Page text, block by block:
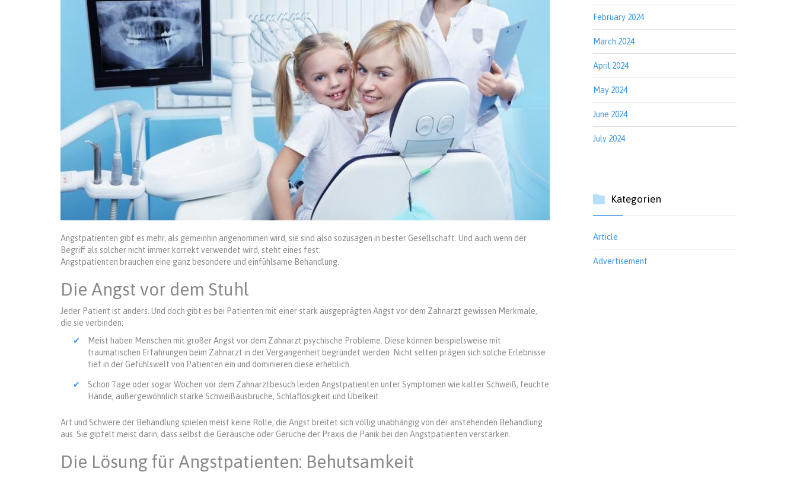
Angstpatienten gibt es mehr, als gemeinhin angenommen wird, sie sind also sozusagen in bester Gesellschaft. Und auch wenn der
Begriff als solcher nicht immer korrekt verwendet wird, steht eines fest:
Angstpatienten brauchen eine ganz besondere und einfühlsame Behandlung.
Die Angst vor dem Stuhl
Jeder Patient ist anders. Und doch gibt es bei Patienten mit einer stark ausgeprägten Angst vor dem Zahnarzt gewissen Merkmale,
die sie verbinden:
Meist haben Menschen mit großer Angst vor dem Zahnarzt psychische Probleme. Diese können beispielsweise mit
traumatischen Erfahrungen beim Zahnarzt in der Vergangenheit begründet werden. Nicht selten prägen sich solche Erlebnisse
tief in der Gefühlswelt von Patienten ein und dominieren diese erheblich.
Schon Tage oder sogar Wochen vor dem Zahnarztbesuch leiden Angstpatienten unter Symptomen wie kalter Schweiß, feuchte
Hände, außergewöhnlich starke Schweißausbrüche, Schlaflosigkeit und Übelkeit.
Art und Schwere der Behandlung spielen meist keine Rolle, die Angst breitet sich völlig unabhängig von der anstehenden Behandlung
aus. Sie gipfelt meist darin, dass selbst die Geräusche oder Gerüche der Praxis die Panik bei den Angstpatienten verstärken.
Die Lösung für Angstpatienten: Behutsamkeit
February 2024
March 2024
April 2024
May 2024
June 2024
July 2024
Kategorien
Article
Advertisement